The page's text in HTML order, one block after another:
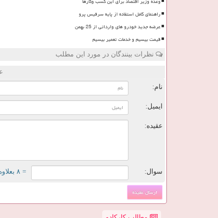
راهنمای کامل استفاده از پایه سرفیس پرو
عرضه جدید خودرو های وارداتی از 25 بهمن
قیمت بیسیم و خدمات تعمیر بیسیم
نظرات بینندگان در مورد این مطلب
نام:
ایمیل:
عقیده:
سوال: = ۸ بعلاوه ۱